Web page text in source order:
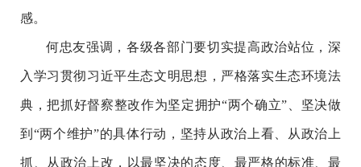
感。
何忠友强调，各级各部门要切实提高政治站位，深
入学习贯彻习近平生态文明思想，严格落实生态环境法
典，把抓好督察整改作为坚定拥护“两个确立”、坚决做
到“两个维护”的具体行动，坚持从政治上看、从政治上
抓、从政治上改，以最坚决的态度、最严格的标准、最